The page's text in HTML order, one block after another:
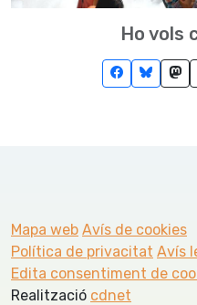
Ho vols
Mapa web Avís de cookies
Política de privacitat Avís
Edita consentiment de
Realització cdnet